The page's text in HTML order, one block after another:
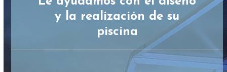
y la realización de su
piscina